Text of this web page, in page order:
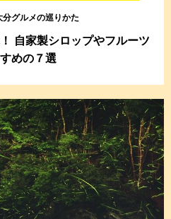
グルメの巡りかた
自家製シロップやフルーツ
めの７選